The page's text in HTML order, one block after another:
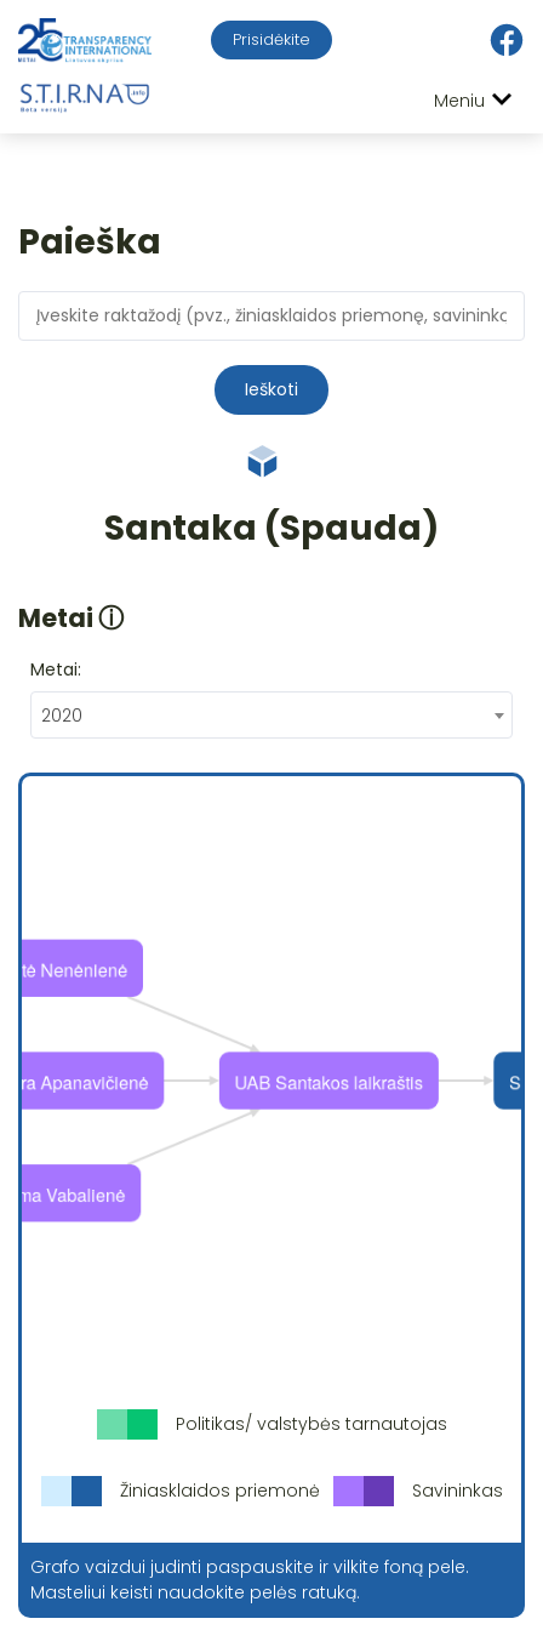
Prisidėkite
Meniu
Paieška
Ieškoti
Santaka (Spauda)
Metaiⓘ
Metai:
2020
Politikas/ valstybės tarnautojas
Žiniasklaidos priemonė Savininkas
Grafo vaizdui judinti paspauskite ir vilkite foną pele.
Masteliui keisti naudokite pelės ratuką.